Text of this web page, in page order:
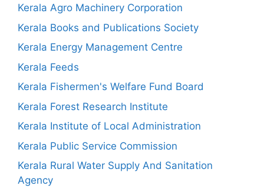
Kerala Agro Machinery Corporation
Kerala Books and Publications Society
Kerala Energy Management Centre
Kerala Feeds
Kerala Fishermen's Welfare Fund Board
Kerala Forest Research Institute
Kerala Institute of Local Administration
Kerala Public Service Commission
Kerala Rural Water Supply And Sanitation
Agency